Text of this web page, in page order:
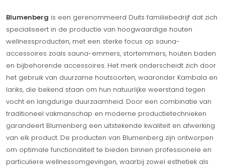
Blumenberg is een gerenommeerd Duits familiebedrijf dat zich
specialiseert in de productie van hoogwaardige houten
wellnessproducten, met een sterke focus op sauna-
accessoires zoals sauna-emmers, stortemmers, houten baden
en bijbehorende accessoires. Het merk onderscheidt zich door
het gebruik van duurzame houtsoorten, waaronder Kambala en
lariks, die bekend staan om hun natuurlijke weerstand tegen
vocht en langdurige duurzaamheid. Door een combinatie van
traditioneel vakmanschap en moderne productietechnieken
garandeert Blumenberg een uitstekende kwaliteit en afwerking
van elk product. De producten van Blumenberg zijn ontworpen
om optimale functionaliteit te bieden binnen professionele en
particuliere wellnessomgevingen, waarbij zowel esthetiek als